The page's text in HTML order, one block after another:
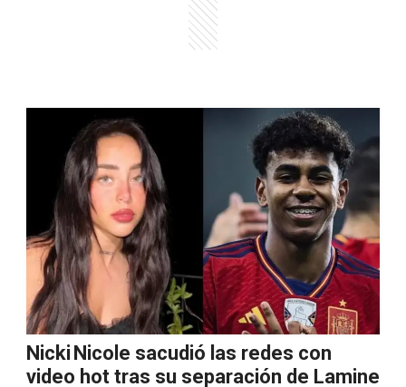
Nicki Nicole sacudió las redes con
video hot tras su separación de Lamine